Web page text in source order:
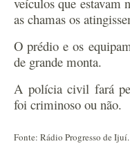
as chamas os
O prédio e os
de grande monta.
A polícia civil fará
foi criminoso ou não.
Fonte: Rádio Progresso de